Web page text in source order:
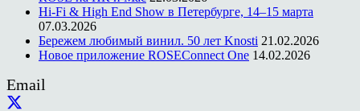
Hi-Fi & High End Show в Петербурге, 14–15 марта
07.03.2026
Бережем любимый винил. 50 лет Knosti 21.02.2026
Новое приложение ROSEConnect One 14.02.2026
Email